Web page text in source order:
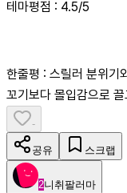
테마평점 : 4.5/5
한줄평 : 스릴러 분위기
꼬기보다 몰입감으로
-
공유 스크랩
2니취팔러마